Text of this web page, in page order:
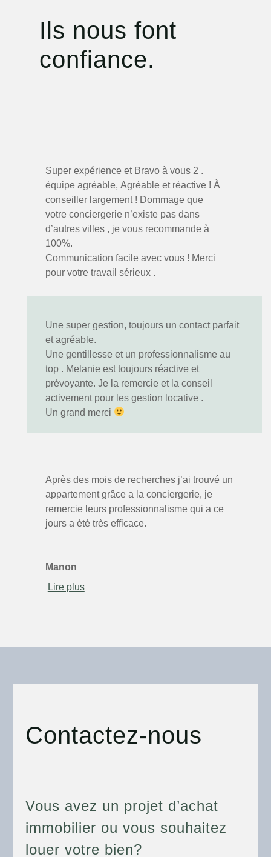
Ils nous font
confiance.
Super expérience et Bravo à vous 2 .
équipe agréable, Agréable et réactive ! À
conseiller largement ! Dommage que
votre conciergerie n’existe pas dans
d’autres villes , je vous recommande à
100%.
Communication facile avec vous ! Merci
pour votre travail sérieux .
Une super gestion, toujours un contact parfait
et agréable.
Une gentillesse et un professionnalisme au
top . Melanie est toujours réactive et
prévoyante. Je la remercie et la conseil
activement pour les gestion locative .
Un grand merci
Après des mois de recherches j’ai trouvé un
appartement grâce a la conciergerie, je
remercie leurs professionnalisme qui a ce
jours a été très efficace.
Manon
Lire plus
Contactez-nous
Vous avez un projet d’achat
immobilier ou vous souhaitez
louer votre bien?